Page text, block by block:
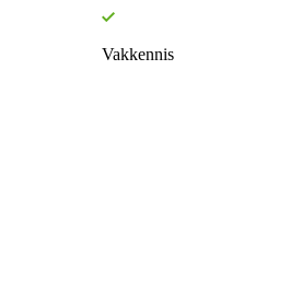
Vakkennis